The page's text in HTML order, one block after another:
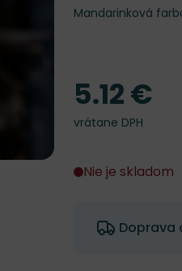
Mandarinková
Cena
5.12 €
vrátane DPH
Nie je skladom
Doprava